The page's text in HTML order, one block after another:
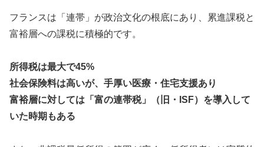
フランスは「連帯」が政治文化の根底にあり、累進課税と
富裕層への課税に積極的です。
所得税は最大で45%
社会保険料は高いが、手厚い医療・住宅支援あり
富裕層に対しては「富の連帯税」（旧・ISF）を導入して
いた時期もある